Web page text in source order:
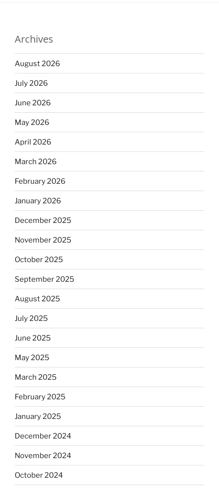
Archives
August 2026
July 2026
June 2026
May 2026
April 2026
March 2026
February 2026
January 2026
December 2025
November 2025
October 2025
September 2025
August 2025
July 2025
June 2025
May 2025
March 2025
February 2025
January 2025
December 2024
November 2024
October 2024